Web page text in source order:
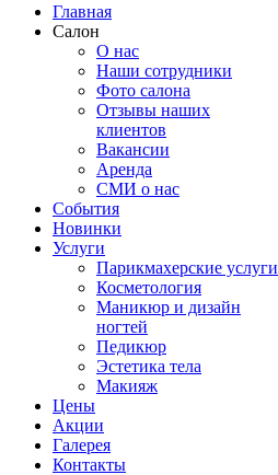
Главная
Салон
О нас
Наши сотрудники
Фото салона
Отзывы наших
клиентов
Вакансии
Аренда
СМИ о нас
События
Новинки
Услуги
Парикмахерские услуги
Косметология
Маникюр и дизайн
ногтей
Педикюр
Эстетика тела
Макияж
Цены
Акции
Галерея
Контакты